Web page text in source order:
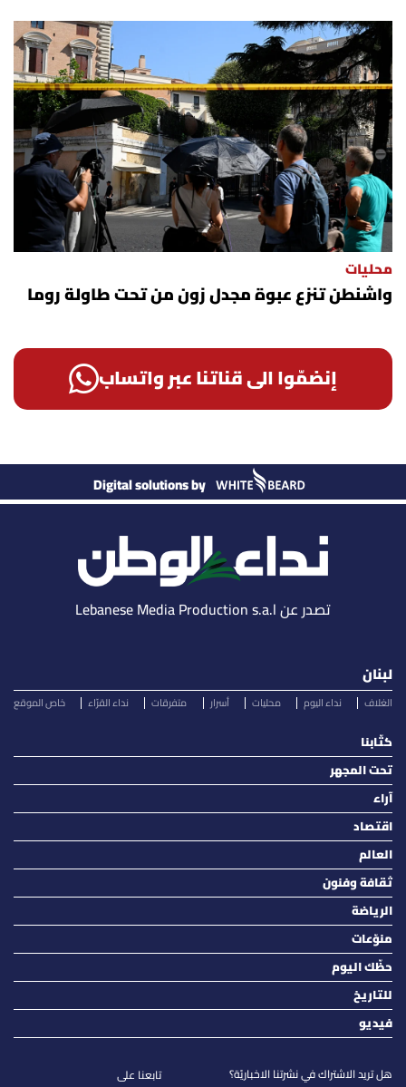
محليات
واشنطن تنزع عبوة مجدل زون من تحت طاولة روما
إنضمّوا الى قناتنا عبر واتساب
Digital solutions by
تصدر عن Lebanese Media Production s.a.l
لبنان
الغلاف نداء اليوم محليات أسرار متفرقات نداء القرّاء خاص الموقع
كتّابنا
تحت المجهر
آراء
اقتصاد
العالم
ثقافة وفنون
الرياضة
منوّعات
حظّك اليوم
للتاريخ
فيديو
هل تريد الاشتراك في نشرتنا الاخباريّة؟ تابعنا على